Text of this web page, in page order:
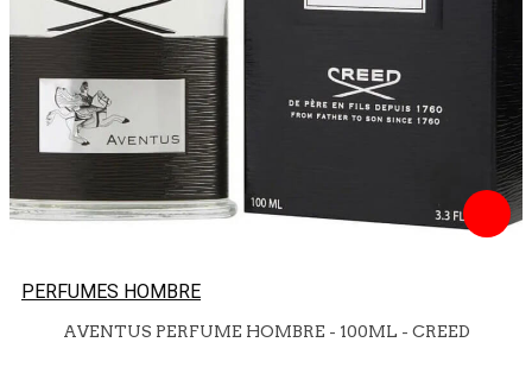
PERFUMES HOMBRE
AVENTUS PERFUME HOMBRE - 100ML - CREED